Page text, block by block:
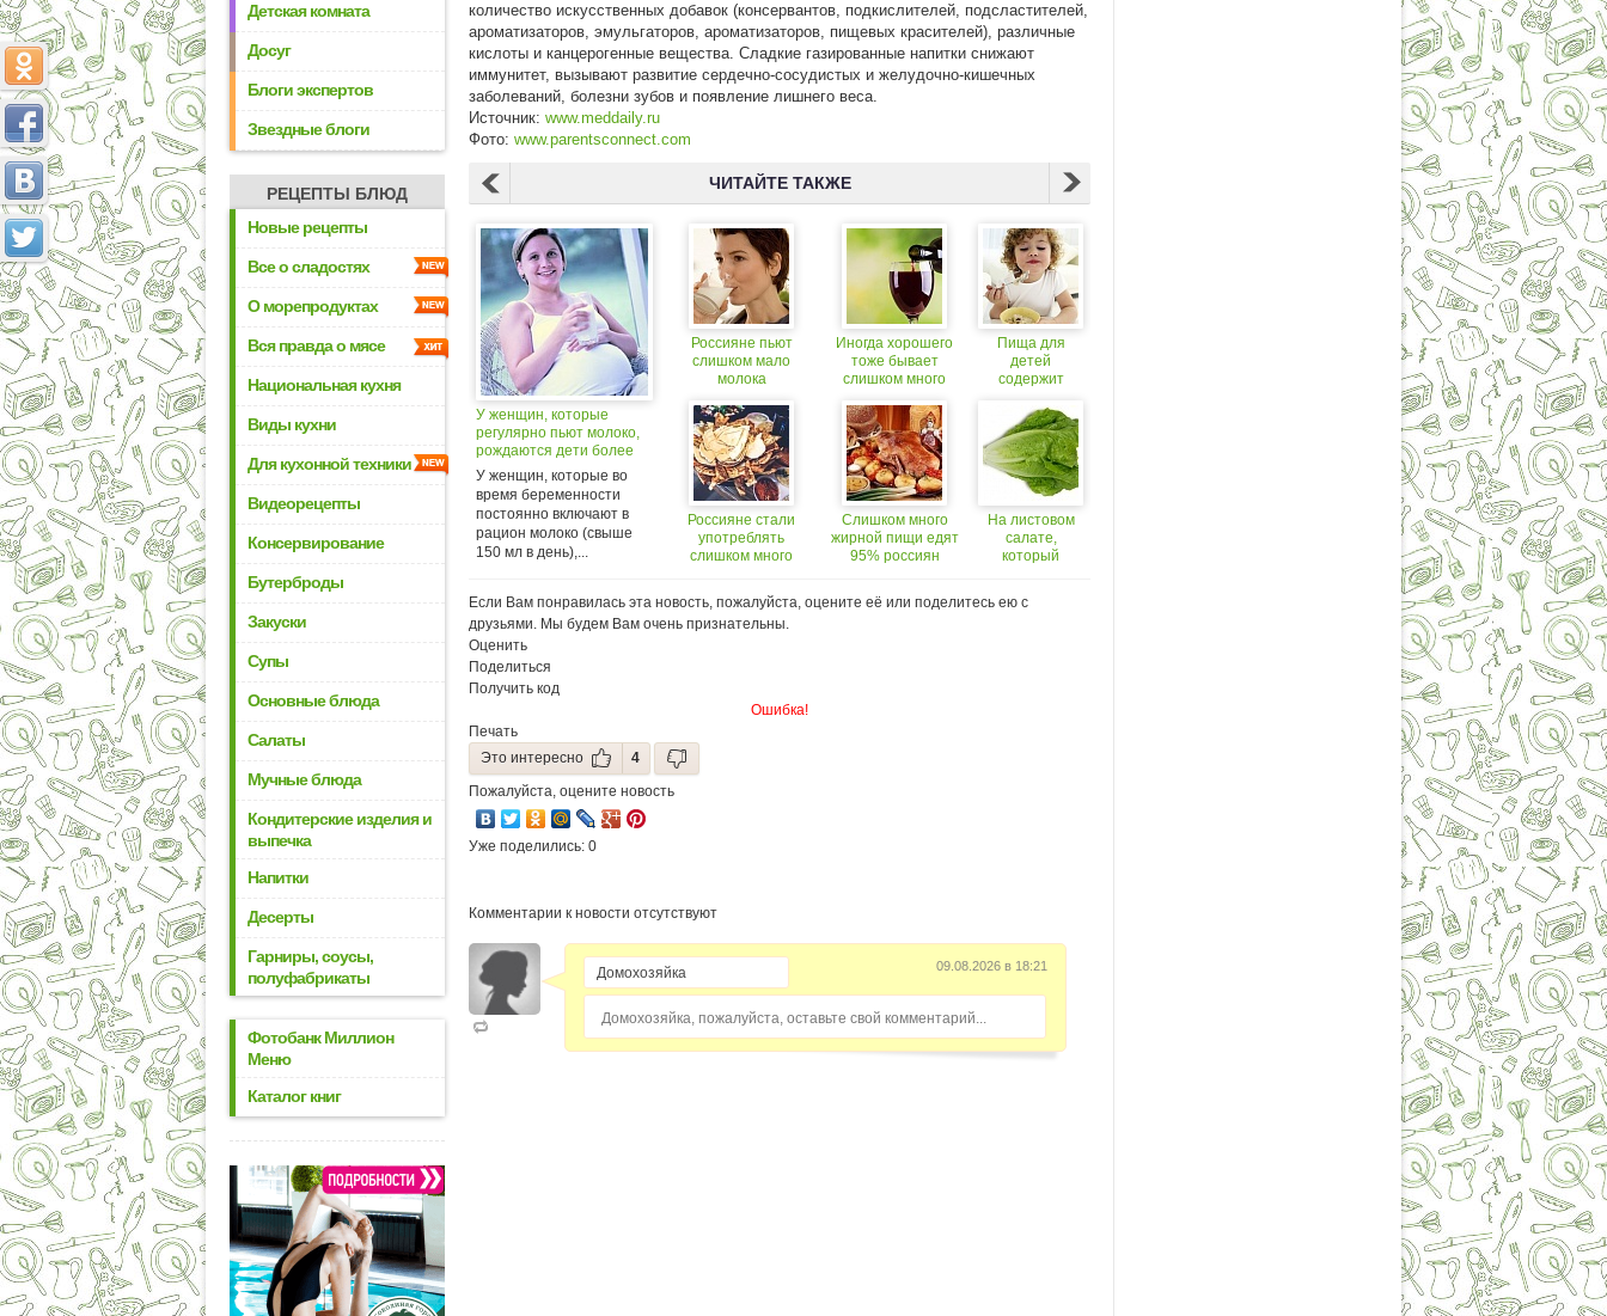
Детская комната
Досуг
Блоги экспертов
Звездные блоги
РЕЦЕПТЫ БЛЮД
Новые рецепты
Все о сладостях
О морепродуктах
Вся правда о мясе
Национальная кухня
Виды кухни
Для кухонной техники
Видеорецепты
Консервирование
Бутерброды
Закуски
Супы
Основные блюда
Салаты
Мучные блюда
Кондитерские изделия и
выпечка
Напитки
Десерты
Гарниры, соусы,
полуфабрикаты
Фотобанк Миллион
Меню
Каталог книг
количество искусственных добавок (консервантов, подкислителей, подсластителей,
ароматизаторов, эмульгаторов, ароматизаторов, пищевых красителей), различные
кислоты и канцерогенные вещества. Сладкие газированные напитки снижают
иммунитет, вызывают развитие сердечно-сосудистых и желудочно-кишечных
заболеваний, болезни зубов и появление лишнего веса.
Источник: www.meddaily.ru
Фото: www.parentsconnect.com
ЧИТАЙТЕ ТАКЖЕ
У женщин, которые
регулярно пьют молоко,
рождаются дети более
высокого роста
У женщин, которые во
время беременности
постоянно включают в
рацион молоко (свыше
150 мл в день),...
Россияне пьют
слишком мало
молока
Россияне стали
употреблять
слишком много
Иногда хорошего
тоже бывает
слишком много
Слишком много
жирной пищи едят
95% россиян
Пища для
детей
содержит
соли
На листовом
салате,
который
слишком много
Если Вам понравилась эта новость, пожалуйста, оцените её или поделитесь ею с
друзьями. Мы будем Вам очень признательны.
Оценить
Поделиться
Получить код
Ошибка!
Печать
Это интересно
4
Пожалуйста, оцените новость
Уже поделились: 0
Комментарии к новости отсутствуют
09.08.2026 в 18:21
Домохозяйка, пожалуйста, оставьте свой комментарий...